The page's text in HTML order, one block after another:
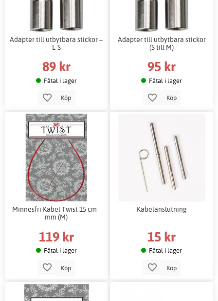
Adapter till utbytbara stickor –
L-S
89 kr
Fåtal i lager
Köp
Adapter till utbytbara stickor
(S till M)
95 kr
Fåtal i lager
Köp
Minnesfri Kabel Twist 15 cm -
mm (M)
119 kr
Fåtal i lager
Köp
Kabelanslutning
15 kr
Fåtal i lager
Köp